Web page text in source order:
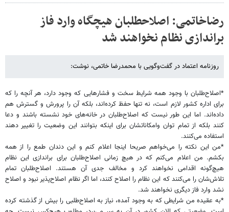
رضاخاتمی: اصلاح­طلبان هیچ­گاه وارد فاز
براندازی نظام نخواهند شد
روزنامه اعتماد در گفت‌وگویی با محمدرضا خاتمی، نوشت:
*اصلاح‌طلبان با وجود همه شرایط سخت و فشارهایی که وجود دارد، هر آنچه را که
برای اداره کشور لازم است، نه تنها حفظ کرده‌اند، بلکه آن را پرورش و گسترش هم
داده‌اند. اما این طور نیست که اصلاح‌طلبان در خانه‌های خود نشسته باشند و دعا
کنند بلکه از تمام توان وامکاناتشان برای اینکه بتوانند این وضعیت را تغییر دهند
استفاده می‌کنند.
*من این نکته را می‌خواهم صریحا اینجا اعلام کنم و این دندان طمع را از همه
بکشم. من اعلام می‌کنم که در هیچ زمانی اصلاح‌طلبان برای براندازی این نظام
هیچ‌گونه اقدامی نخواهند کرد و مخالف جدی آن هستند. اصلاح‌طلبان تمام
تلاش‌شان را می‌کنند که این نظام را اصلاح کنند، اما اگر نظام اصلاح‌پذیر نبود و اصلاح
نشد وارد فاز دیگری نخواهند شد.
*به عقیده من شرایطی که به وجود آمده، نیاز به اصلاح‌طلبی را بیش از گذشته کرده